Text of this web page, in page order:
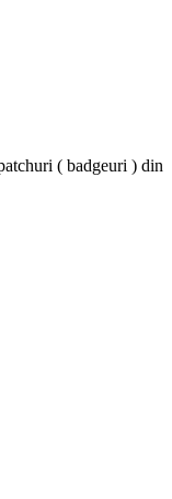
( badgeuri ) din